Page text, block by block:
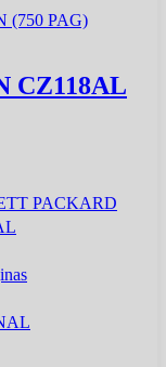
CZ118AL
PACKARD